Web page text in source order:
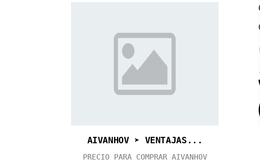
AIVANHOV ➤ VENTAJAS...
PRECIO PARA COMPRAR AIVANHOV